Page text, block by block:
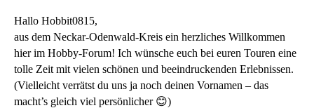
Hallo Hobbit0815,
aus dem Neckar-Odenwald-Kreis ein herzliches Willkommen
hier im Hobby-Forum! Ich wünsche euch bei euren Touren eine
tolle Zeit mit vielen schönen und beeindruckenden Erlebnissen.
(Vielleicht verrätst du uns ja noch deinen Vornamen – das
macht’s gleich viel persönlicher 😊)